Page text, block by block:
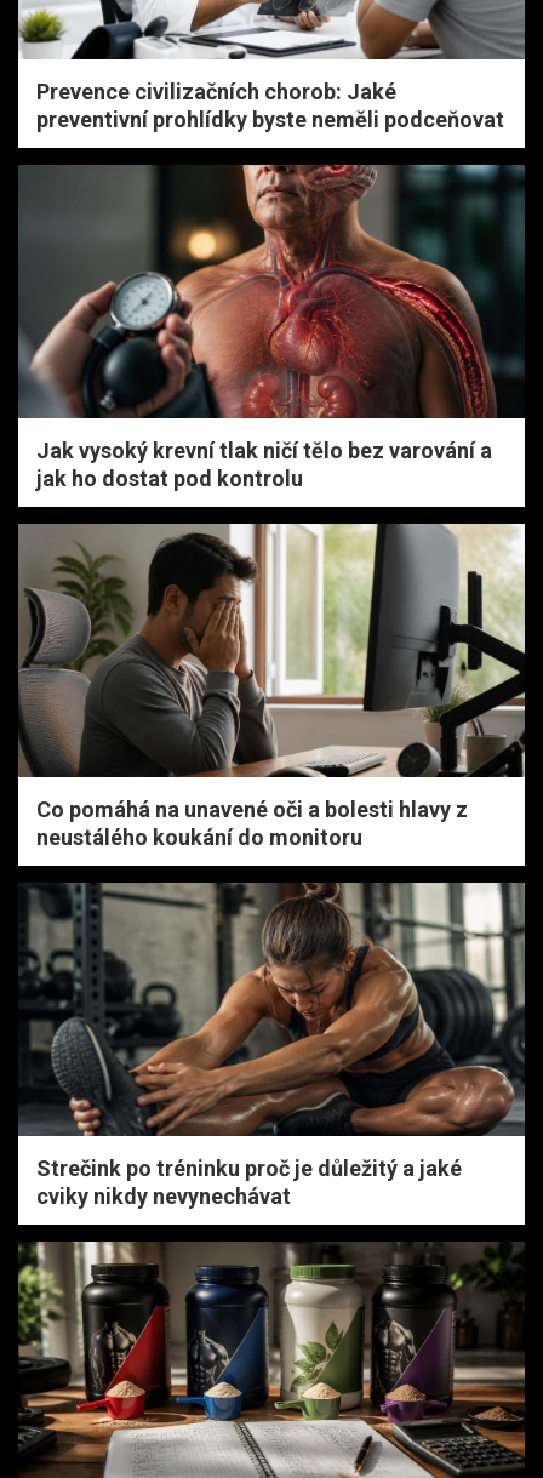
Prevence civilizačních chorob: Jaké
preventivní prohlídky byste neměli podceňovat
Jak vysoký krevní tlak ničí tělo bez varování a
jak ho dostat pod kontrolu
Co pomáhá na unavené oči a bolesti hlavy z
neustálého koukání do monitoru
Strečink po tréninku proč je důležitý a jaké
cviky nikdy nevynechávat